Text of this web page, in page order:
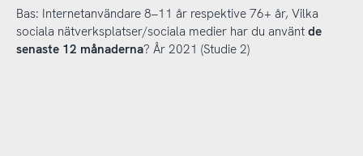
Bas: Internetanvändare 8–11 år respektive 76+ år, Vilka
sociala nätverksplatser/sociala medier har du använt de
senaste 12 månaderna? År 2021 (Studie 2)